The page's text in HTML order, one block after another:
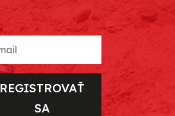
REGISTROVAŤ
SA